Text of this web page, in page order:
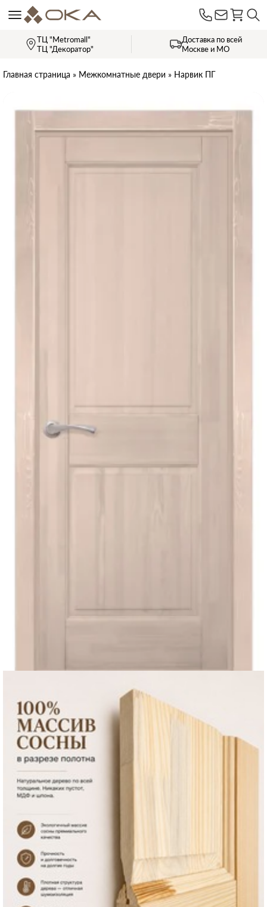
ТЦ "Metromall"
ТЦ "Декоратор"
Доставка по всей
Москве и МО
Главная страница » Межкомнатные двери » Нарвик ПГ